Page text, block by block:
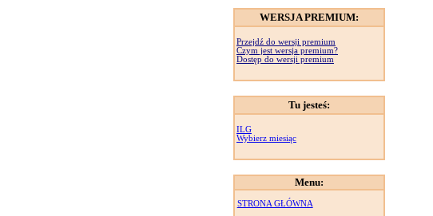
WERSJA PREMIUM:
Przejdź do wersji premium
Czym jest wersja premium?
Dostęp do wersji premium
Tu jesteś:
ILG
Wybierz miesiąc
Menu:
STRONA GŁÓWNA